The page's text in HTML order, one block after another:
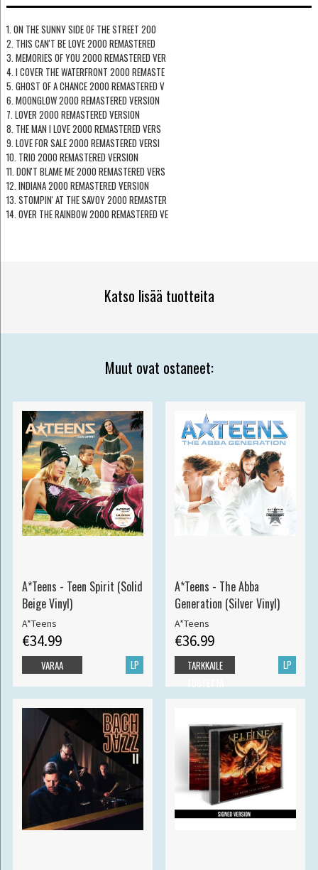
1. ON THE SUNNY SIDE OF THE STREET 200
2. THIS CAN'T BE LOVE 2000 REMASTERED
3. MEMORIES OF YOU 2000 REMASTERED VER
4. I COVER THE WATERFRONT 2000 REMASTE
5. GHOST OF A CHANCE 2000 REMASTERED V
6. MOONGLOW 2000 REMASTERED VERSION
7. LOVER 2000 REMASTERED VERSION
8. THE MAN I LOVE 2000 REMASTERED VERS
9. LOVE FOR SALE 2000 REMASTERED VERSI
10. TRIO 2000 REMASTERED VERSION
11. DON'T BLAME ME 2000 REMASTERED VERS
12. INDIANA 2000 REMASTERED VERSION
13. STOMPIN' AT THE SAVOY 2000 REMASTER
14. OVER THE RAINBOW 2000 REMASTERED VE
Katso lisää tuotteita
Muut ovat ostaneet:
A*Teens - Teen Spirit (Solid
Beige Vinyl)
A*Teens
€34.99
LP
VARAA
A*Teens - The Abba
Generation (Silver Vinyl)
A*Teens
€36.99
LP
TARKKAILE